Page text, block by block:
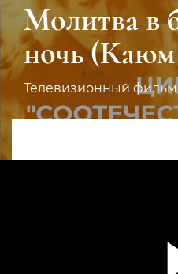
Молитва в
ночь
Телевизионный